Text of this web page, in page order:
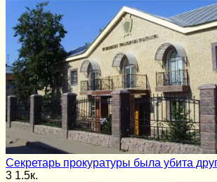
Секретарь прокуратуры была убита
3 1.5к.